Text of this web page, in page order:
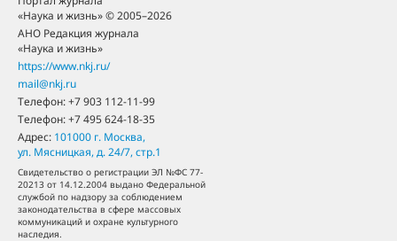
«Наука и жизнь» © 2005–2026
АНО Редакция журнала
«Наука и жизнь»
https://www.nkj.ru/
mail@nkj.ru
Телефон:+7 903 112-11-99
Телефон:+7 495 624-18-35
Адрес: 101000 г. Москва,
ул. Мясницкая, д. 24/7, стр.1
Свидетельство о регистрации ЭЛ №ФС 77-
20213 от 14.12.2004 выдано Федеральной
службой по надзору за соблюдением
законодательства в сфере массовых
коммуникаций и охране культурного
наследия.